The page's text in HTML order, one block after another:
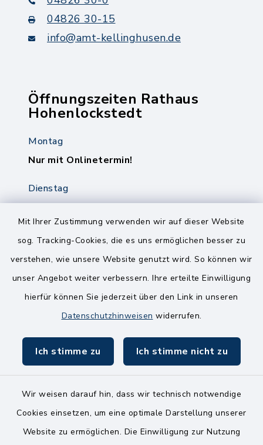
Mit Ihrer Zustimmung verwenden wir auf dieser Website
sog. Tracking-Cookies, die es uns ermöglichen besser zu
verstehen, wie unsere Website genutzt wird. So können wir
unser Angebot weiter verbessern. Ihre erteilte Einwilligung
hierfür können Sie jederzeit über den Link in unseren
Datenschutzhinweisen widerrufen.
Ich stimme zu Ich stimme nicht zu
Wir weisen darauf hin, dass wir technisch notwendige
Cookies einsetzen, um eine optimale Darstellung unserer
Website zu ermöglichen. Die Einwilligung zur Nutzung
04826 30-15
info@amt-kellinghusen.de
Öffnungszeiten Rathaus
Hohenlockstedt
Montag
Nur mit Onlinetermin!
Dienstag
8.00-12.00 Uhr
14.00-18.00 Uhr
Freitag
8.00-11.00 Uhr
Kontakt